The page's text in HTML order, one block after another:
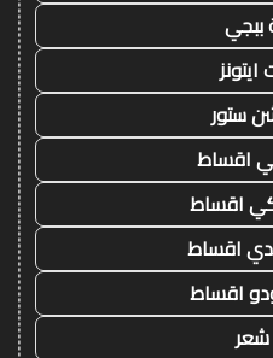
ببجي
ستور
اقساط
اقساط
اقساط
اقساط
شعر